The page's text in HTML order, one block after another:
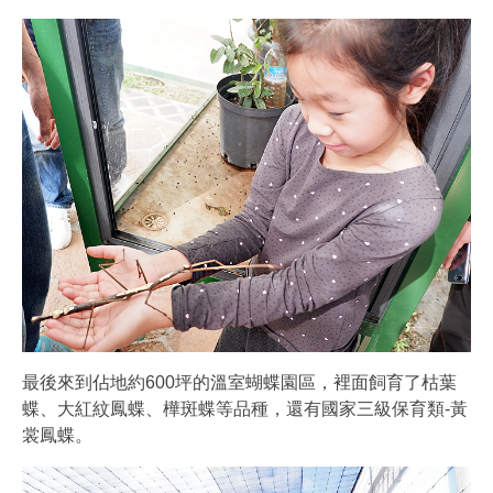
最後來到佔地約600坪的溫室蝴蝶園區，裡面飼育了枯葉
蝶、大紅紋鳳蝶、樺斑蝶等品種，還有國家三級保育類-黃
裳鳳蝶。